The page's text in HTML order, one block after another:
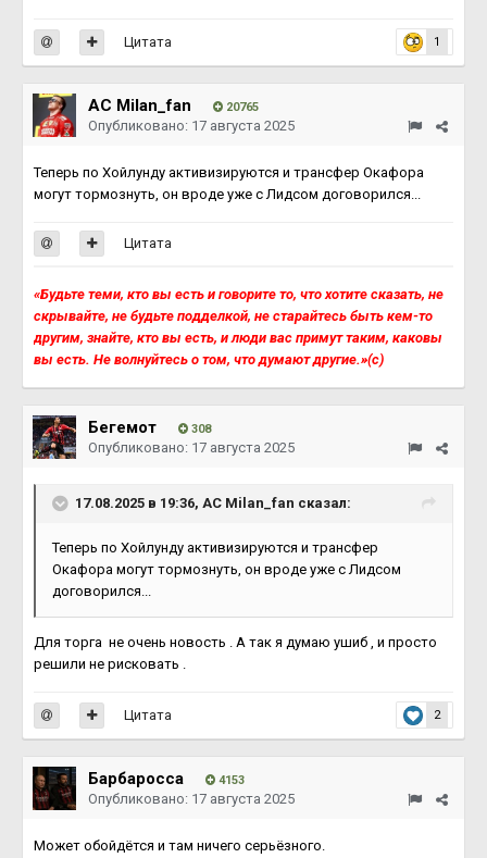
1
Цитата
AC Milan_fan 20765
Опубликовано: 17 августа 2025
Теперь по Хойлунду активизируются и трансфер Окафора
могут тормознуть, он вроде уже с Лидсом договорился...
Цитата
«Будьте теми, кто вы есть и говорите то, что хотите сказать, не
скрывайте, не будьте подделкой, не старайтесь быть кем-то
другим, знайте, кто вы есть, и люди вас примут таким, каковы
вы есть. Не волнуйтесь о том, что думают другие.»(с)
Бегемот 308
Опубликовано: 17 августа 2025
17.08.2025 в 19:36, AC Milan_fan сказал:
Теперь по Хойлунду активизируются и трансфер
Окафора могут тормознуть, он вроде уже с Лидсом
договорился...
Для торга не очень новость . А так я думаю ушиб , и просто
решили не рисковать .
2
Цитата
Барбаросса 4153
Опубликовано: 17 августа 2025
Может обойдётся и там ничего серьёзного.